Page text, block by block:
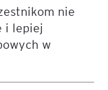
nie
i lepiej
w